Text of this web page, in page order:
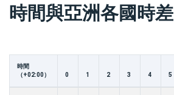
時間與亞洲各國時差
時間
（+02:00）
0 1 2 3 4 5